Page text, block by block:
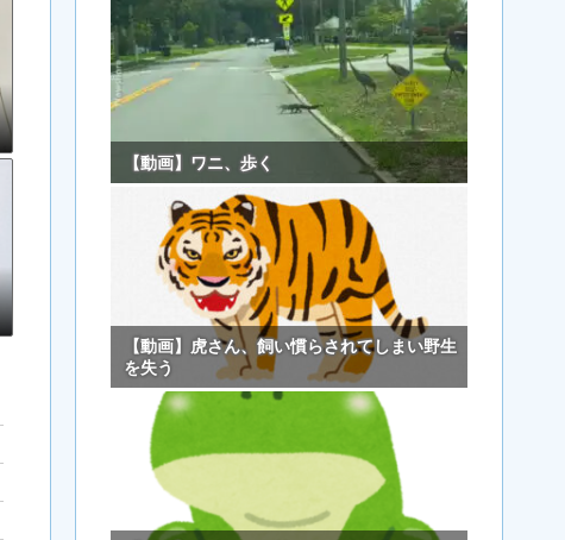
【動画】ワニ、歩く
【動画】虎さん、飼い慣らされてしまい野生
を失う